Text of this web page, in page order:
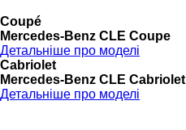
Coupé
Mercedes-Benz CLE Coupe
Детальніше про моделі
Cabriolet
Mercedes-Benz CLE Cabriolet
Детальніше про моделі